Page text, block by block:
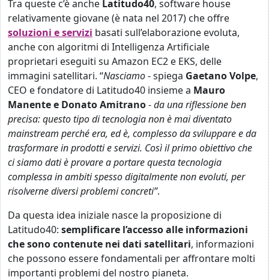
Tra queste c’è anche Latitudo40, software house
relativamente giovane (è nata nel 2017) che offre
soluzioni e servizi basati sull’elaborazione evoluta,
anche con algoritmi di Intelligenza Artificiale
proprietari eseguiti su Amazon EC2 e EKS, delle
immagini satellitari. “Nasciamo- spiega Gaetano Volpe,
CEO e fondatore di Latitudo40 insieme a Mauro
Manente e Donato Amitrano-da una riflessione ben
precisa: questo tipo di tecnologia non è mai diventato
mainstream perché era, ed è, complesso da sviluppare e da
trasformare in prodotti e servizi. Così il primo obiettivo che
ci siamo dati è provare a portare questa tecnologia
complessa in ambiti spesso digitalmente non evoluti, per
risolverne diversi problemi concreti”.
Da questa idea iniziale nasce la proposizione di
Latitudo40: semplificare l’accesso alle informazioni
che sono contenute nei dati satellitari, informazioni
che possono essere fondamentali per affrontare molti
importanti problemi del nostro pianeta.